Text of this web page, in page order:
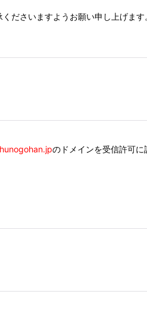
ださいますようお願い申し上げます
のドメインを受信許可に